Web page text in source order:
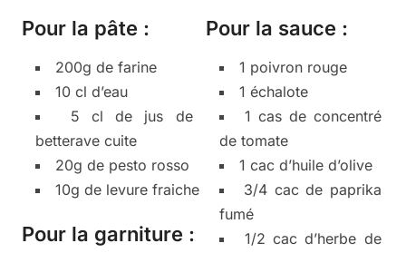
Pour la pâte :
200g de farine
10 cl d’eau
5 cl de jus de
betterave cuite
20g de pesto rosso
10g de levure fraiche
Pour la garniture :
Pour la sauce :
1 poivron rouge
1 échalote
1 cas de concentré
de tomate
1 cac d’huile d’olive
3/4 cac de paprika
fumé
1/2 cac d’herbe de